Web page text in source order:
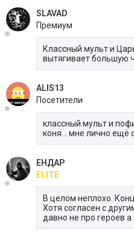
SLAVAD
Премиум
Классный мульт и
вытягивает большую
ALIS13
Посетители
классный мульт и
коня... мне лично ещё
ЕНДАР
ELITE
В целом неплохо.
Хотя согласен с
давно не про героев а